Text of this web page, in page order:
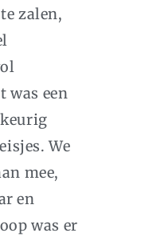
zalen,
was een
We
mee,
en
was er